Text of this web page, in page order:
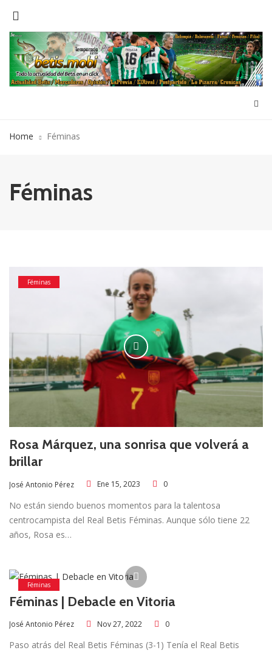
Home Féminas
Féminas
Féminas
Rosa Márquez, una sonrisa que volverá a
brillar
José Antonio Pérez Ene 15, 2023 0
No están siendo buenos momentos para la talentosa
centrocampista del Real Betis Féminas. Aunque sólo tiene 22
años, Rosa es…
Féminas
Féminas | Debacle en Vitoria
José Antonio Pérez Nov 27, 2022 0
Paso atrás del Real Betis Féminas (3-1) Tenía el Real Betis